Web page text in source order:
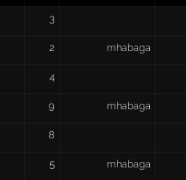
3
2 mhabaga
4
9 mhabaga
8
5 mhabaga